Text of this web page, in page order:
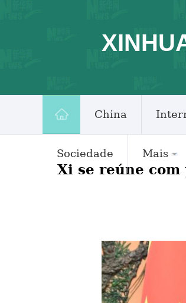
China
Sociedade Mais
Xi se reúne com